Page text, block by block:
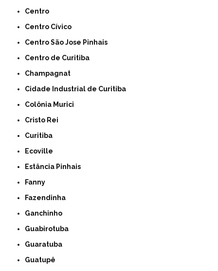
Centro
Centro Cívico
Centro São Jose Pinhais
Centro de Curitiba
Champagnat
Cidade Industrial de Curitiba
Colônia Murici
Cristo Rei
Curitiba
Ecoville
Estância Pinhais
Fanny
Fazendinha
Ganchinho
Guabirotuba
Guaratuba
Guatupê